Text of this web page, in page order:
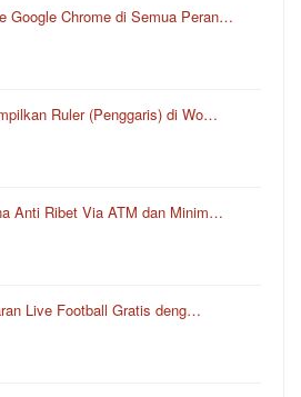
Google Chrome di Semua Peran…
Ruler (Penggaris) di Wo…
Anti Ribet Via ATM dan Minim…
Live Football Gratis deng…